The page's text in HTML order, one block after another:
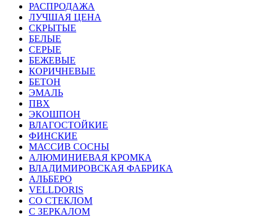
РАСПРОДАЖА
ЛУЧШАЯ ЦЕНА
СКРЫТЫЕ
БЕЛЫЕ
СЕРЫЕ
БЕЖЕВЫЕ
КОРИЧНЕВЫЕ
БЕТОН
ЭМАЛЬ
ПВХ
ЭКОШПОН
ВЛАГОСТОЙКИЕ
ФИНСКИЕ
МАССИВ СОСНЫ
АЛЮМИНИЕВАЯ КРОМКА
ВЛАДИМИРОВСКАЯ ФАБРИКА
АЛЬБЕРО
VELLDORIS
СО СТЕКЛОМ
С ЗЕРКАЛОМ